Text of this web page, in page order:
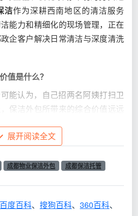
洁作为深耕西南地区的清洁服务
能力和精细化的现场管理，正在
企客户解决日常清洁与深度清洗
值是什么？
能认为，自己招两名阿姨打扫卫
保洁外包所带来的综合价值远远
本质上是将用工风险、培训负担和
往面临着人员流动频繁、保险缴
等隐性成本。而引入一站式的成
保洁托管服务，企业无需再关心
展开阅读全文
成都物业保洁外包
成都保洁托管
百度百科、 搜狗百科、 360百科、